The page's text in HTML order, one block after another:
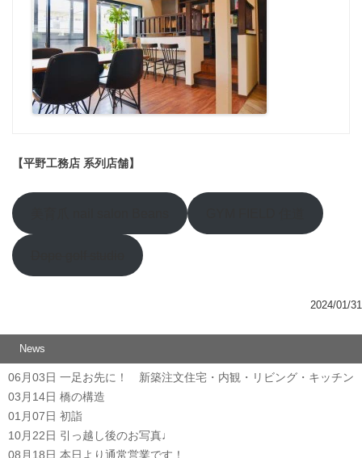
【平野工務店 系列店舗】
2024/01/31
News
06月03日 一足お先に！ 新築注文住宅・内観・リビング・キッチン
03月14日 橋の構造
01月07日 初詣
10月22日 引っ越し後のお写真♩
08月18日 本日より通常営業です！